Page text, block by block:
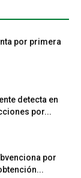
por primera
detecta en
por...
por